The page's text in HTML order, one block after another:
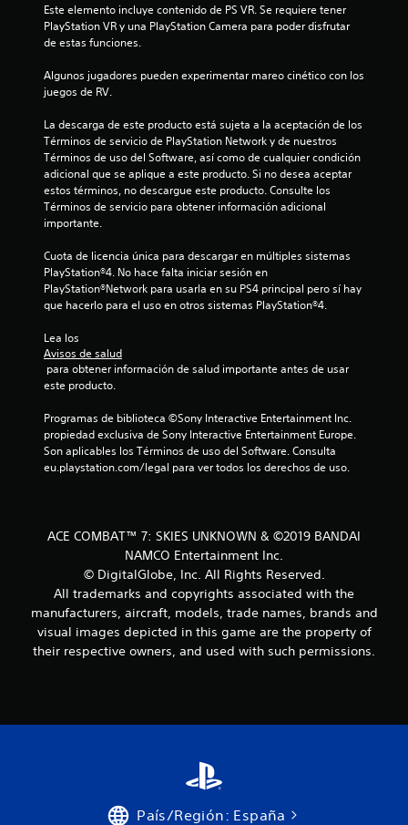
Este elemento incluye contenido de PS VR. Se requiere tener
PlayStation VR y una PlayStation Camera para poder disfrutar
de estas funciones.
Algunos jugadores pueden experimentar mareo cinético con los
juegos de RV.
La descarga de este producto está sujeta a la aceptación de los
Términos de servicio de PlayStation Network y de nuestros
Términos de uso del Software, así como de cualquier condición
adicional que se aplique a este producto. Si no desea aceptar
estos términos, no descargue este producto. Consulte los
Términos de servicio para obtener información adicional
importante.
Cuota de licencia única para descargar en múltiples sistemas
PlayStation®4. No hace falta iniciar sesión en
PlayStation®Network para usarla en su PS4 principal pero sí hay
que hacerlo para el uso en otros sistemas PlayStation®4.
Lea los
Avisos de salud
este producto.
Programas de biblioteca ©Sony Interactive Entertainment Inc.
propiedad exclusiva de Sony Interactive Entertainment Europe.
Son aplicables los Términos de uso del Software. Consulta
eu.playstation.com/legal para ver todos los derechos de uso.
ACE COMBAT™ 7: SKIES UNKNOWN & ©2019 BANDAI
NAMCO Entertainment Inc.
© DigitalGlobe, Inc. All Rights Reserved.
All trademarks and copyrights associated with the
manufacturers, aircraft, models, trade names, brands and
visual images depicted in this game are the property of
their respective owners, and used with such permissions.
País/Región: España